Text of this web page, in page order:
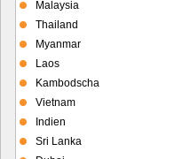
Malaysia
Thailand
Myanmar
Laos
Kambodscha
Vietnam
Indien
Sri Lanka